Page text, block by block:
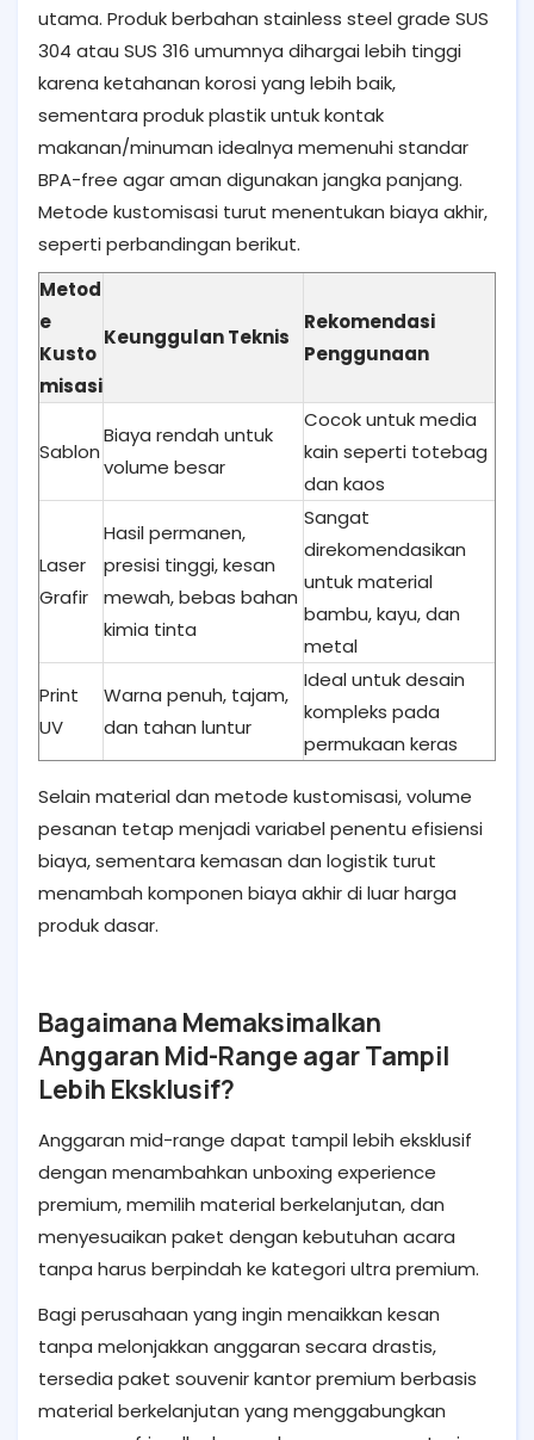
utama. Produk berbahan stainless steel grade SUS
304 atau SUS 316 umumnya dihargai lebih tinggi
karena ketahanan korosi yang lebih baik,
sementara produk plastik untuk kontak
makanan/minuman idealnya memenuhi standar
BPA-free agar aman digunakan jangka panjang.
Metode kustomisasi turut menentukan biaya akhir,
seperti perbandingan berikut.
Metod
e
Kusto
misasi
Keunggulan Teknis
Rekomendasi
Penggunaan
Sablon
Biaya rendah untuk
volume besar
Cocok untuk media
kain seperti totebag
dan kaos
Laser
Grafir
Hasil permanen,
presisi tinggi, kesan
mewah, bebas bahan
kimia tinta
Sangat
direkomendasikan
untuk material
bambu, kayu, dan
metal
Print
UV
Warna penuh, tajam,
dan tahan luntur
Ideal untuk desain
kompleks pada
permukaan keras
Selain material dan metode kustomisasi, volume
pesanan tetap menjadi variabel penentu efisiensi
biaya, sementara kemasan dan logistik turut
menambah komponen biaya akhir di luar harga
produk dasar.
Bagaimana Memaksimalkan
Anggaran Mid-Range agar Tampil
Lebih Eksklusif?
Anggaran mid-range dapat tampil lebih eksklusif
dengan menambahkan unboxing experience
premium, memilih material berkelanjutan, dan
menyesuaikan paket dengan kebutuhan acara
tanpa harus berpindah ke kategori ultra premium.
Bagi perusahaan yang ingin menaikkan kesan
tanpa melonjakkan anggaran secara drastis,
tersedia paket souvenir kantor premium berbasis
material berkelanjutan yang menggabungkan